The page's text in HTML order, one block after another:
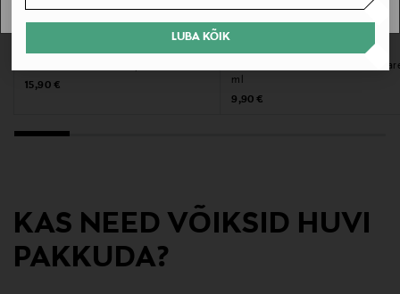
LUBA KÕIK
New Organics Oy
https://boreas.fi/pages/ota-yhteytta
Original Price
15,90 €
Jalakreem Foot Cream Intensive
ml
Original Price
9,90 €
KAS NEED VÕIKSID HUVI
PAKKUDA?